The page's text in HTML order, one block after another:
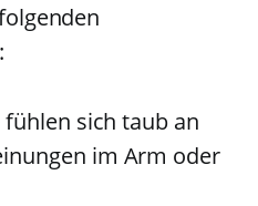
sich taub an
im Arm oder